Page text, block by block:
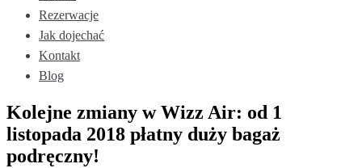
Rezerwacje
Jak dojechać
Kontakt
Blog
Kolejne zmiany w Wizz Air: od 1
listopada 2018 płatny duży bagaż
podręczny!